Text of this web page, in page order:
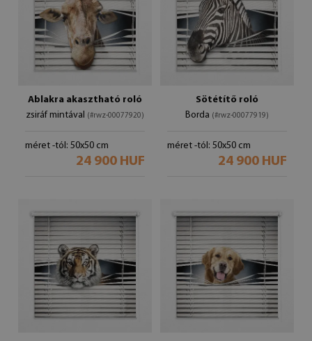
Ablakra akasztható roló
zsiráf mintával (#rwz-00077920)
méret -tól: 50x50 cm
24 900 HUF
Sötétítő roló
Borda (#rwz-00077919)
méret -tól: 50x50 cm
24 900 HUF